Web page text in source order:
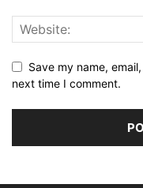
Save my name,
next time I comment.